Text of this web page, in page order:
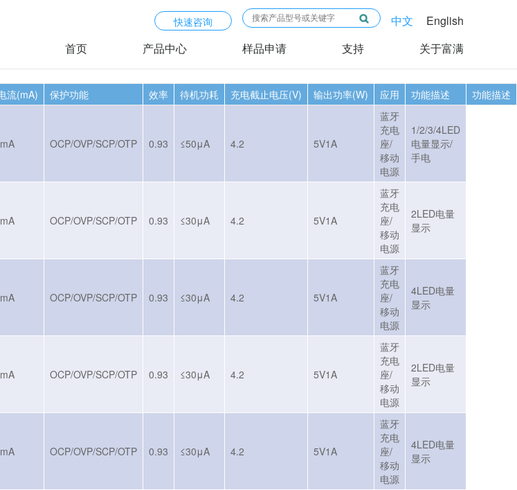
快速咨询 中文
English
首页
产品中心 样品申请 支持 关于富满
流(mA) 保护功能 效率 待机功耗 充电截止电压(V) 输出功率(W) 应用 功能描述 功能描述
OCP/OVP/SCP/OTP 0.93 ≤50μA 4.2 5V1A
蓝牙
充电
座/
移动
电源
1/2/3/4LED
电量显示/
手电
OCP/OVP/SCP/OTP 0.93 ≤30μA 4.2 5V1A
蓝牙
充电
座/
移动
电源
2LED电量
显示
OCP/OVP/SCP/OTP 0.93 ≤30μA 4.2 5V1A
蓝牙
充电
座/
移动
电源
4LED电量
显示
OCP/OVP/SCP/OTP 0.93 ≤30μA 4.2 5V1A
蓝牙
充电
座/
移动
电源
2LED电量
显示
OCP/OVP/SCP/OTP 0.93 ≤30μA 4.2 5V1A
蓝牙
充电
座/
移动
电源
4LED电量
显示